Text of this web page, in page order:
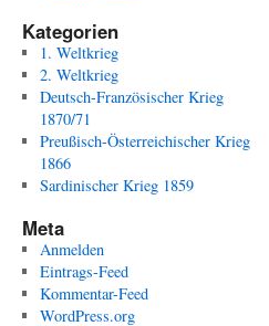
Kategorien
1. Weltkrieg
2. Weltkrieg
Deutsch-Französischer Krieg
1870/71
Preußisch-Österreichischer Krieg
1866
Sardinischer Krieg 1859
Meta
Anmelden
Eintrags-Feed
Kommentar-Feed
WordPress.org